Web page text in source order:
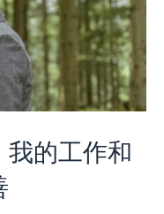
的工作和